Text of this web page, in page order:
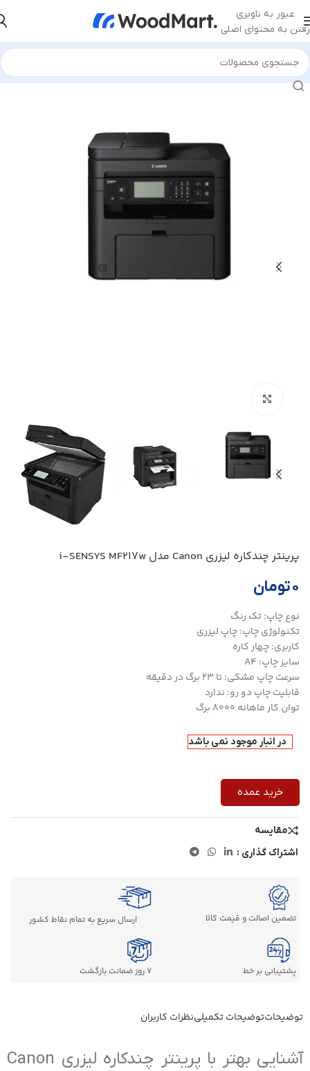
عبور به ناوبری
رفتن به محتوای اصلی
خانه/ماشین‌های اداری/پرینتر/پرینتر چندکاره
پرینتر چندکاره ليزری Canon مدل i-SENSYS MF217w
۰تومان
نوع چاپ: تک رنگ
تکنولوژی چاپ: چاپ لیزری
کاربری: چهار کاره
سایز چاپ: A4
سرعت چاپ مشکی: تا 23 برگ در دقيقه
قابلیت چاپ دو رو: ندارد
توان کار ماهانه ۸۰۰۰ برگ
در انبار موجود نمی باشد
خرید عمده
مقایسه
اشتراک گذاری :
تضمین اصالت و قیمت کالا ارسال سریع به تمام نقاط کشور
پشتیبانی بر خط 7 روز ضمانت بازگشت
توضیحاتتوضیحات تکمیلینظرات کاربران
آشنایی بهتر با پرینتر چندکاره ليزری Canon